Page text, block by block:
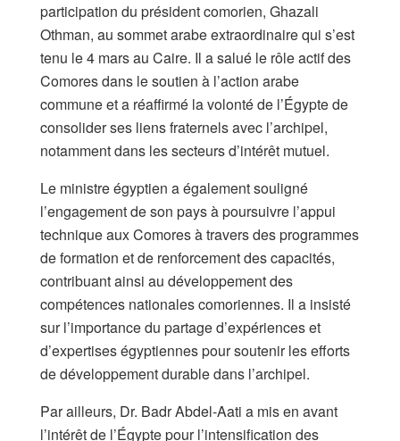
participation du président comorien, Ghazali
Othman, au sommet arabe extraordinaire qui s’est
tenu le 4 mars au Caire. Il a salué le rôle actif des
Comores dans le soutien à l’action arabe
commune et a réaffirmé la volonté de l’Égypte de
consolider ses liens fraternels avec l’archipel,
notamment dans les secteurs d’intérêt mutuel.
Le ministre égyptien a également souligné
l’engagement de son pays à poursuivre l’appui
technique aux Comores à travers des programmes
de formation et de renforcement des capacités,
contribuant ainsi au développement des
compétences nationales comoriennes. Il a insisté
sur l’importance du partage d’expériences et
d’expertises égyptiennes pour soutenir les efforts
de développement durable dans l’archipel.
Par ailleurs, Dr. Badr Abdel-Aati a mis en avant
l’intérêt de l’Égypte pour l’intensification des